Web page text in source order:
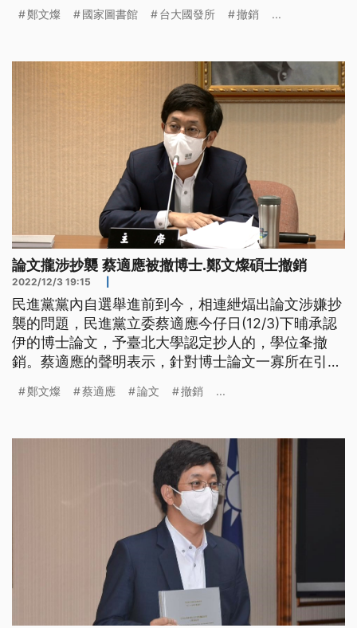
不要因為個案就讓台灣的學術進入國家的管制。
鄭文燦 國家圖書館 台大國發所 撤銷 ...
論文攏涉抄襲 蔡適應被撤博士.鄭文燦碩士撤銷
2022/12/3 19:15
民進黨黨內自選舉進前到今，相連紲煏出論文涉嫌抄
襲的問題，民進黨立委蔡適應今仔日(12/3)下晡承認
伊的博士論文，予臺北大學認定抄人的，學位夆撤
銷。蔡適應的聲明表示，針對博士論文一寡所在引用
另外，桃園市長鄭文燦，昨昏嘛因為臺大認定伊的論
願意擔責任、會失禮。
鄭文燦 蔡適應 論文 撤銷 ...